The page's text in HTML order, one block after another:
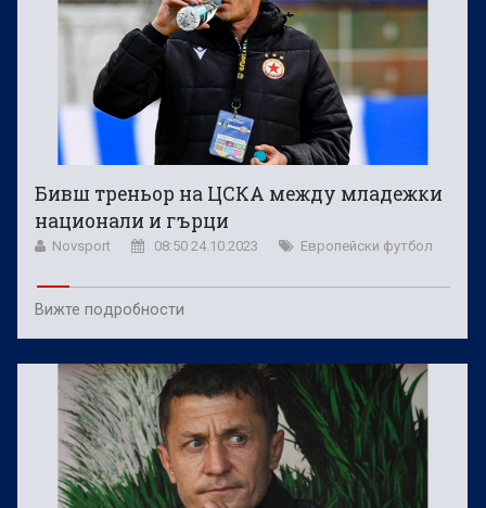
Бивш треньор на ЦСКА между младежки
национали и гърци
Novsport 08:50 24.10.2023 Европейски футбол
Вижте подробности